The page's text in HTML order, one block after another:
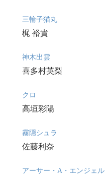
三輪子猫丸
梶 裕貴
神木出雲
喜多村英梨
クロ
高垣彩陽
霧隠シュラ
佐藤利奈
アーサー・A・エンジェル